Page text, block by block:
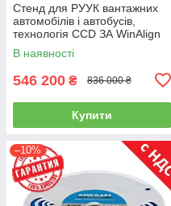
Стенд для РУУК вантажних
автомобілів і автобусів,
технологія CCD ЗА WinAlign
HUNTER WA510E-DSP740T
В наявності
546 200 ₴ 836 000 ₴
Купити
–10%